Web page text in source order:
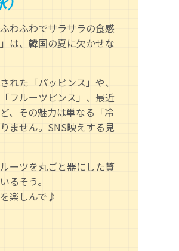
わふわでサラサラの食感
は、韓国の夏に欠かせな
れた「パッピンス」や、
フルーツピンス」、最近
、その魅力は単なる「冷
ません。SNS映えする見
ーツを丸ごと器にした贅
るそう。
楽しんで♪